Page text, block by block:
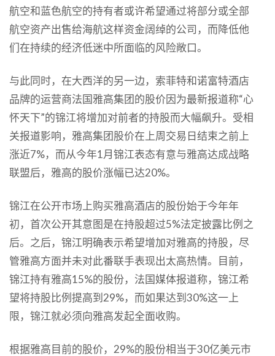
航空和蓝色航空的持有者或许希望通过将部分或全部
航空资产出售给海航这样资金阔绰的公司，而降低他
们在持续的经济低迷中所面临的风险敞口。
与此同时，在大西洋的另一边，索菲特和诺富特酒店
品牌的运营商法国雅高集团的股价因为最新报道称“心
怀天下”的锦江将增加对前者的持股而大幅飙升。受相
关报道影响，雅高集团股价在上周交易日结束之前上
涨近7%，而从今年1月锦江表态有意与雅高达成战略
联盟后，雅高的股价涨幅已达20%。
锦江在公开市场上购买雅高酒店的股份始于今年年
初，首次公开其意图是在持股超过5%法定披露比例之
后。之后，锦江明确表示希望增加对雅高的持股，尽
管雅高方面并未对此番联手表现出太高热情。目前，
锦江持有雅高15%的股份，法国媒体报道称，锦江希
望将持股比例提高到29%，而如果达到30%这一上
限，锦江就必须向雅高发起全面收购。
根据雅高目前的股价，29%的股份相当于30亿美元市